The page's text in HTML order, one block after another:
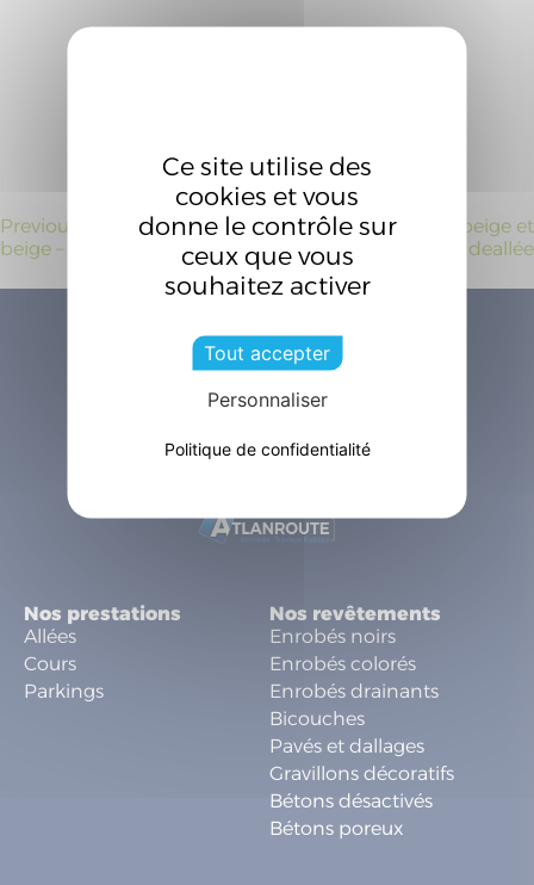
Navigation
Previous:
Cour – enrobé
beige – Ideallée
Next: Cour – enrobé beige et
brun – Ideallée
Nos prestations
Allées
Cours
Parkings
Nos revêtements
Enrobés noirs
Enrobés colorés
Enrobés drainants
Bicouches
Pavés et dallages
Gravillons décoratifs
Bétons désactivés
Bétons poreux
Ce site utilise des
cookies et vous
donne le contrôle sur
ceux que vous
souhaitez activer
Tout accepter
Personnaliser
Politique de confidentialité